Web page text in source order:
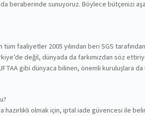
da beraberinde sunuyoruz. Böylece bütçenizi
faaliyetler 2005 yılından beri SGS
değil, dünyada da farkımızdan söz
gibi dünyaca bilinen, önemli kuruluşlara
hazırlıklı olmak için, iptal iade güvencesi ile